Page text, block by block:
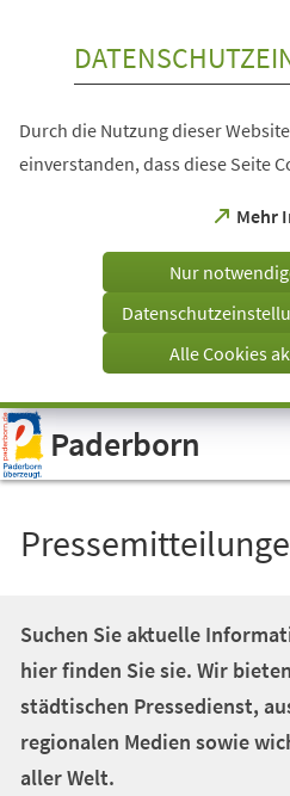
Visuelle
Assistenzsoftware
öffnen.
Durch die Nutzung dieser
einverstanden, dass diese Seite
Mehr
(Öffnet
einem
Tab)
Nur
Alle Cookies
Paderborn
Suchen Sie aktuelle
hier finden Sie sie. Wir
städtischen Pressedienst,
regionalen Medien sowie
aller Welt.